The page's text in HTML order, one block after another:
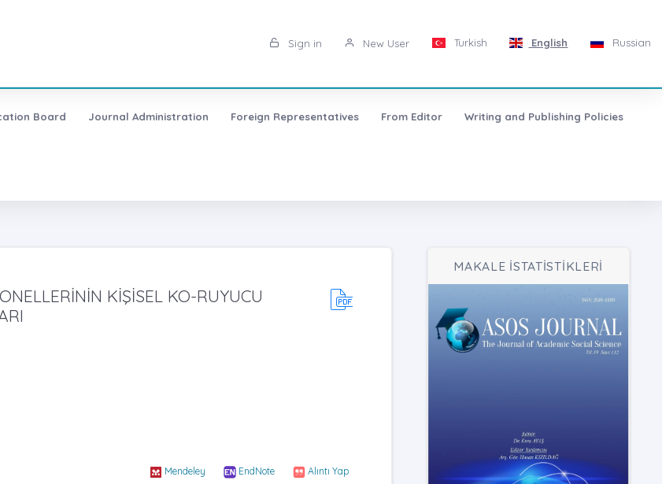
Sign in New User Turkish English Russian
Board Journal Administration Foreign Representatives From Editor Writing and Publishing Policies
KİŞİSEL KO-RUYUCU
Mendeley EndNote Alıntı Yap
MAKALE İSTATİSTİKLERİ